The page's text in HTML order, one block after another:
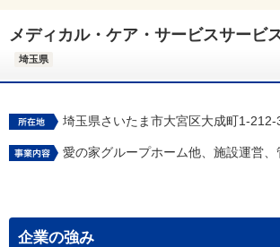
メディカル・ケア・サービスサービ
埼玉県
埼玉県さいたま市大宮区大成町1-212-
愛の家グループホーム他、施設運営、
企業の強み